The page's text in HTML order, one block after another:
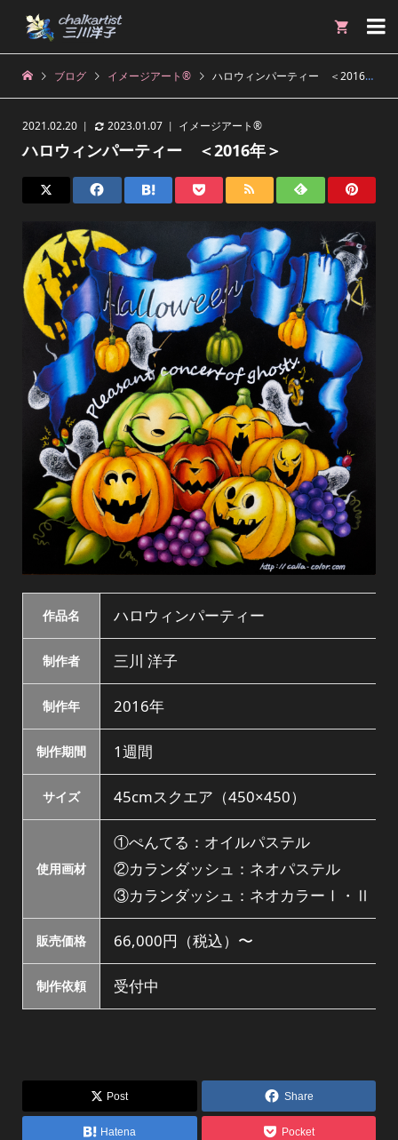

ブログ イメージアート®︎ ハロウィンパーティー ＜2016年＞
2021.02.20 2023.01.07 イメージアート®︎
ハロウィンパーティー ＜2016年＞
作品名 ハロウィンパーティー
制作者 三川 洋子
制作年 2016年
制作期間 1週間
サイズ 45cmスクエア（450×450）
使用画材
①ぺんてる：オイルパステル
②カランダッシュ：ネオパステル
③カランダッシュ：ネオカラーⅠ・Ⅱ
販売価格 66,000円（税込）〜
制作依頼 受付中
Post Share
Hatena Pocket